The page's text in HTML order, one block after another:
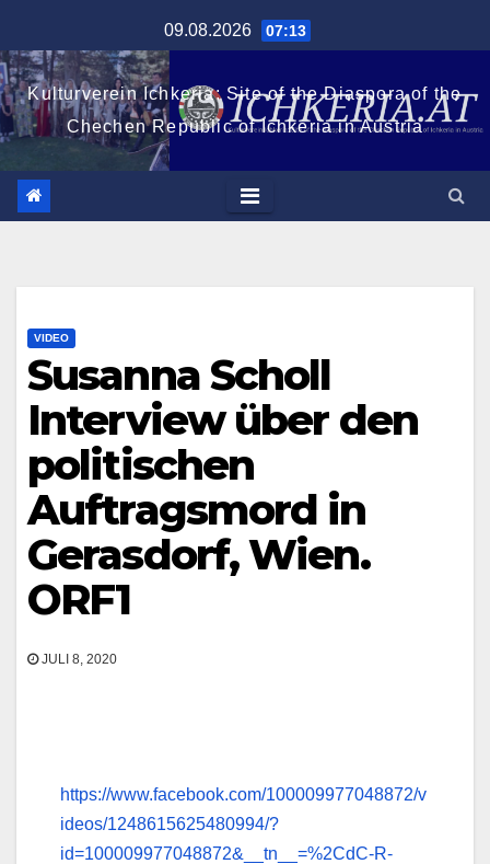
Inhalt
springen
09.08.2026 07:13
Kulturverein Ichkeria: Site of the Diaspora of the
Chechen Republic of Ichkeria in Austria
VIDEO
Susanna Scholl
Interview über den
politischen
Auftragsmord in
Gerasdorf, Wien.
ORF1
JULI 8, 2020
https://www.facebook.com/100009977048872/v
ideos/1248615625480994/?
id=100009977048872&__tn__=%2CdC-R-